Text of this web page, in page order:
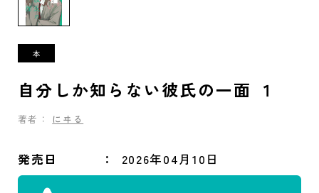
自分しか知らない彼氏の一面 １
著者： にヰる
発売日 2026年04月10日